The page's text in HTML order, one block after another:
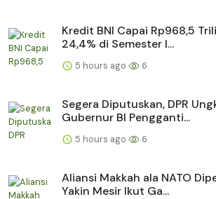
Kredit BNI Capai Rp968,5
24,4% di Semester I...
5 hours ago 6
Segera Diputuskan, DPR
Gubernur BI Pengganti...
5 hours ago 6
Aliansi Makkah ala NATO
Yakin Mesir Ikut Ga...